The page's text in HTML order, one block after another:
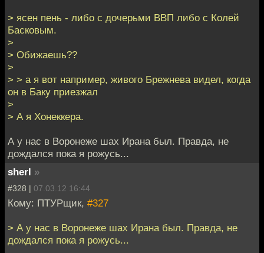
> ясен пень - либо с дочерьми ВВП либо с Колей
Басковым.
>
> Обижаешь??
>
> > а я вот например, живого Брежнева видел, когда
он в Баку приезжал
>
> А я Хонеккера.
А у нас в Воронеже шах Ирана был. Правда, не
дождался пока я рожусь...
sherl »
#328 | 07.03.12 16:44
Кому: ПТУРщик, #327
> А у нас в Воронеже шах Ирана был. Правда, не
дождался пока я рожусь...